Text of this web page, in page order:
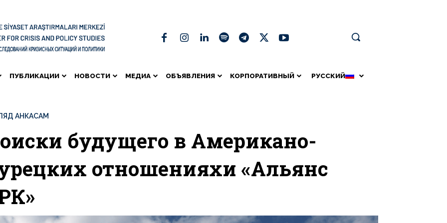
ПУБЛИКАЦИИ НОВОСТИ МЕДИА ОБЪЯВЛЕНИЯ КОРПОРАТИВНЫЙ РУССКИЙ
АНКАСАМ
будущего в Американо-
отношенияхи «Альянс